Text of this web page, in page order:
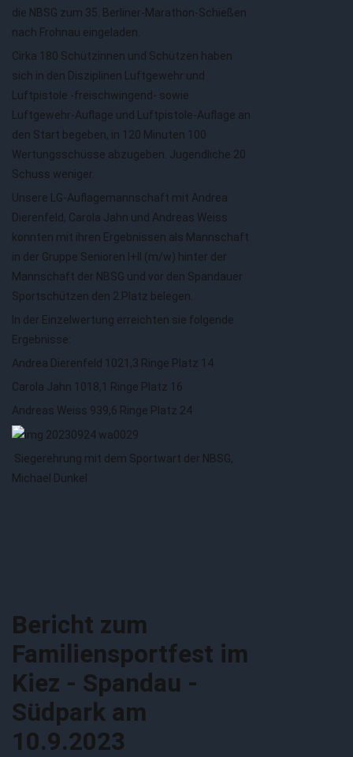
die NBSG zum 35. Berliner-Marathon-Schießen
nach Frohnau eingeladen.
Cirka 180 Schützinnen und Schützen haben
sich in den Disziplinen Luftgewehr und
Luftpistole -freischwingend- sowie
Luftgewehr-Auflage und Luftpistole-Auflage an
den Start begeben, in 120 Minuten 100
Wertungsschüsse abzugeben. Jugendliche 20
Schuss weniger.
Unsere LG-Auflagemannschaft mit Andrea
Dierenfeld, Carola Jahn und Andreas Weiss
konnten mit ihren Ergebnissen als Mannschaft
in der Gruppe Senioren I+II (m/w) hinter der
Mannschaft der NBSG und vor den Spandauer
Sportschützen den 2.Platz belegen.
In der Einzelwertung erreichten sie folgende
Ergebnisse:
Andrea Dierenfeld 1021,3 Ringe Platz 14
Carola Jahn 1018,1 Ringe Platz 16
Andreas Weiss 939,6 Ringe Platz 24
Siegerehrung mit dem Sportwart der NBSG,
Michael Dunkel
Bericht zum
Familiensportfest im
Kiez - Spandau -
Südpark am
10.9.2023